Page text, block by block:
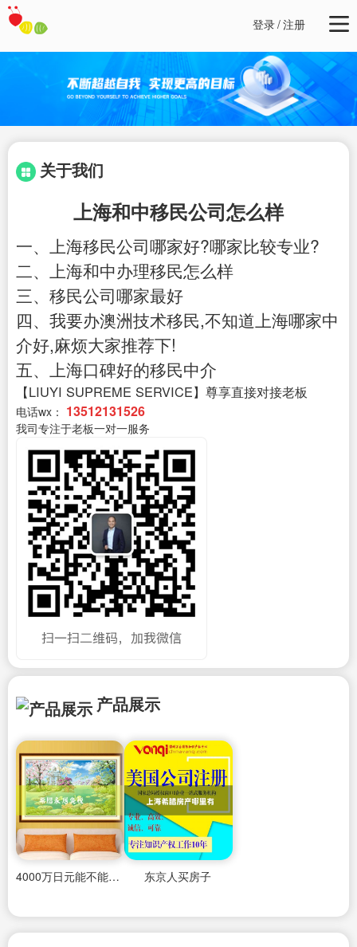
登录/注册
关于我们
上海和中移民公司怎么样
一、上海移民公司哪家好?哪家比较专业?
二、上海和中办理移民怎么样
三、移民公司哪家最好
四、我要办澳洲技术移民,不知道上海哪家中
介好,麻烦大家推荐下!
五、上海口碑好的移民中介
【LIUYI SUPREME SERVICE】尊享直接对接老板
电话wx： 13512131526
我司专注于老板一对一服务
产品展示
4000万日元能不能在东京买房住呢 东京人买房子